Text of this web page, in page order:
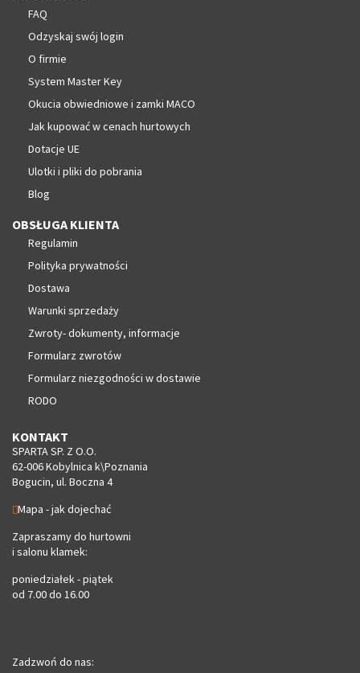
FAQ
Odzyskaj swój login
O firmie
System Master Key
Okucia obwiedniowe i zamki MACO
Jak kupować w cenach hurtowych
Dotacje UE
Ulotki i pliki do pobrania
Blog
OBSŁUGA KLIENTA
Regulamin
Polityka prywatności
Dostawa
Warunki sprzedaży
Zwroty- dokumenty, informacje
Formularz zwrotów
Formularz niezgodności w dostawie
RODO
KONTAKT
SPARTA SP. Z O.O.
62-006 Kobylnica k\Poznania
Bogucin, ul. Boczna 4
Mapa - jak dojechać
Zapraszamy do hurtowni
i salonu klamek:
poniedziałek - piątek
od 7.00 do 16.00
Zadzwoń do nas: